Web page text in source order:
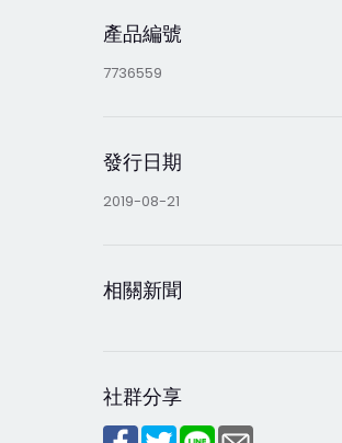
產品編號
7736559
發行日期
2019-08-21
相關新聞
社群分享